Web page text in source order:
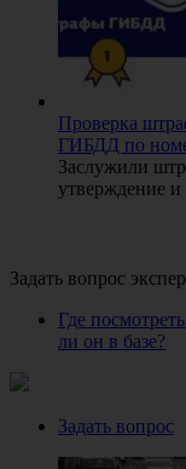
Проверка
ГИБДД по
Заслужили
утверждение
Задать вопрос
Где
ли он в базе?
Задать вопрос